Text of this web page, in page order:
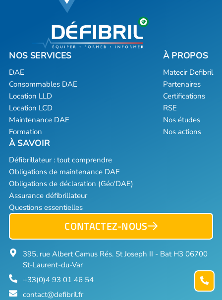
DAE
Consommables DAE
Location LLD
Location LCD
Maintenance DAE
Formation
Matecir Defibril
Partenaires
Certifications
RSE
Nos études
Nos actions
Défibrillateur : tout comprendre
Obligations de maintenance DAE
Obligations de déclaration (Géo'DAE)
Assurance défibrillateur
Questions essentielles
CONTACTEZ-NOUS
395, rue Albert Camus Rés. St Joseph II - Bat H3 06700
St-Laurent-du-Var
+33(0)4 93 01 46 54
contact@defibril.fr